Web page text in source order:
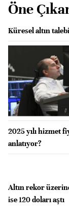
Öne
Küresel altın
2025 yılı hizmet
anlatıyor?
Altın rekor
ise 120 doları aştı